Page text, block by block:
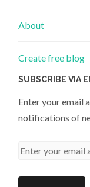
About
Create free blog
SUBSCRIBE VIA
Enter your email
notifications of